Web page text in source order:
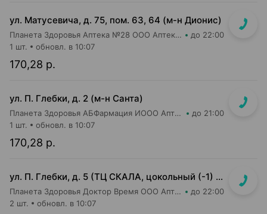
ул. Матусевича, д. 75, пом. 63, 64 (м-н Дионис)
Планета Здоровья Аптека №28 ООО Аптека №4 до 22:00
170,28 р.
1 шт. обновл. в 10:07
ул. П. Глебки, д. 2 (м-н Санта)
Планета Здоровья АБФармация ИООО Аптека №14 до 21:00
170,28 р.
1 шт. обновл. в 10:07
ул. П. Глебки, д. 5 (ТЦ СКАЛА, цокольный (-1) этаж)
Планета Здоровья Доктор Время ООО Аптека №50 до 22:00
2 шт. обновл. в 10:07